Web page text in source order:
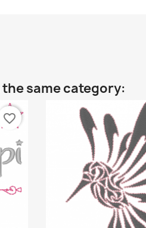
same category:
favorite_border